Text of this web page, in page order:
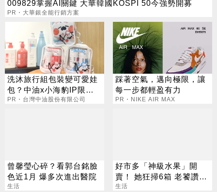
009829掌握AI關鍵 大華韓國KOSPI 50今強勢開募
PR・大華銀全能行銷方案
洗沐旅行組包裝變可愛娃
包？中油x小海豹IP限量
聯名款
PR・台灣中油股份有限公司
踩著空氣，邁向極限，讓
每一步都輕盈有力
PR・NIKE AIR MAX
曾馨瑩心碎？看郭台銘臉
色近1月 爆多次進出醫院
生活
好市多「神級水果」開
賣！ 她狂掃6箱 老饕讚：
很甜還噴汁
生活